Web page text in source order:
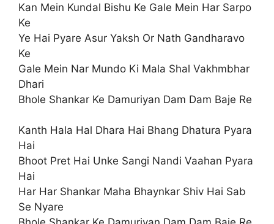
Kan Mein Kundal Bishu Ke Gale Mein Har Sarpo
Ke
Ye Hai Pyare Asur Yaksh Or Nath Gandharavo
Ke
Gale Mein Nar Mundo Ki Mala Shal Vakhmbhar
Dhari
Bhole Shankar Ke Damuriyan Dam Dam Baje Re
Kanth Hala Hal Dhara Hai Bhang Dhatura Pyara
Hai
Bhoot Pret Hai Unke Sangi Nandi Vaahan Pyara
Hai
Har Har Shankar Maha Bhaynkar Shiv Hai Sab
Se Nyare